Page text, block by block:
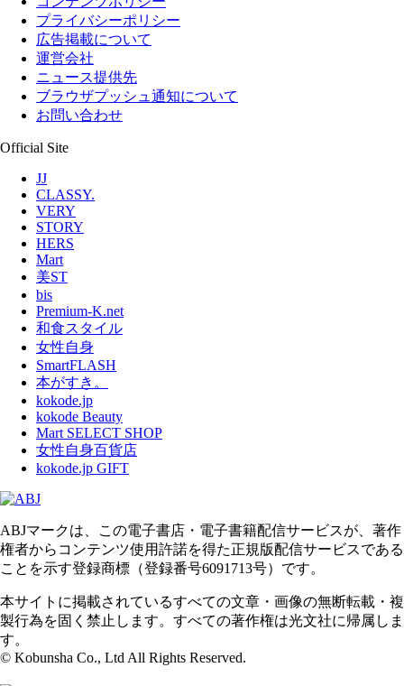
プライバシーポリシー
広告掲載について
運営会社
ニュース提供先
ブラウザプッシュ通知について
お問い合わせ
Official Site
JJ
CLASSY.
VERY
STORY
HERS
Mart
美ST
bis
Premium-K.net
和食スタイル
女性自身
SmartFLASH
本がすき。
kokode.jp
kokode Beauty
Mart SELECT SHOP
女性自身百貨店
kokode.jp GIFT
ABJマークは、この電子書店・電子書籍配信サービスが、著作
権者からコンテンツ使用許諾を得た正規版配信サービスである
ことを示す登録商標（登録番号6091713号）です。
本サイトに掲載されているすべての文章・画像の無断転載・複
製行為を固く禁止します。すべての著作権は光文社に帰属しま
す。
© Kobunsha Co., Ltd All Rights Reserved.